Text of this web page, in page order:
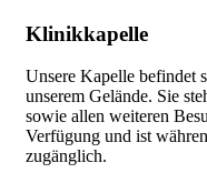
Klinikkapelle
Unsere Kapelle befindet
unserem Gelände. Sie
sowie allen weiteren
Verfügung und ist
zugänglich.